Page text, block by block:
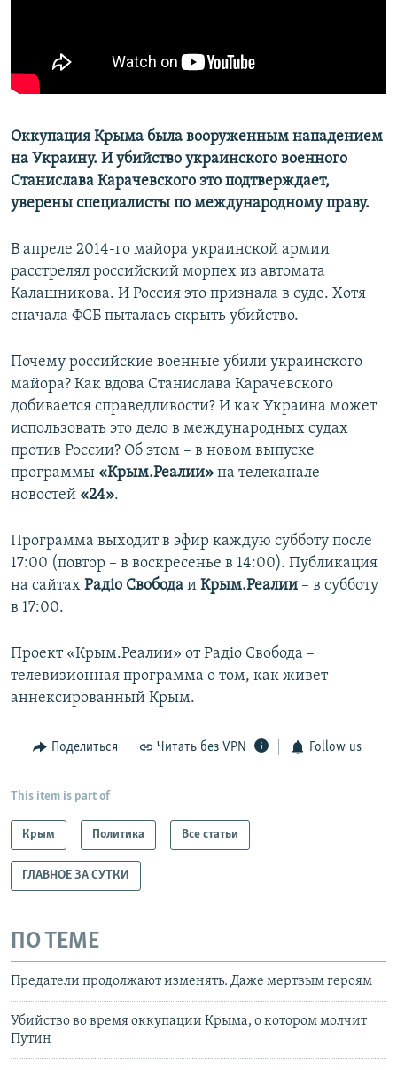
ELIFBE
Все сайты RFE/RL
Оккупация Крыма была вооруженным нападением
на Украину. И убийство украинского военного
Станислава Карачевского это подтверждает,
уверены специалисты по международному праву.
В апреле 2014-го майора украинской армии
расстрелял российский морпех из автомата
Калашникова. И Россия это признала в суде. Хотя
сначала ФСБ пыталась скрыть убийство.
Почему российские военные убили украинского
майора? Как вдова Станислава Карачевского
добивается справедливости? И как Украина может
использовать это дело в международных судах
против России? Об этом – в новом выпуске
программы «Крым.Реалии» на телеканале
новостей «24».
Программа выходит в эфир каждую субботу после
17:00 (повтор – в воскресенье в 14:00). Публикация
на сайтах Радіо Свобода и Крым.Реалии – в субботу
в 17:00.
Проект «Крым.Реалии» от Радіо Свобода –
телевизионная программа о том, как живет
аннексированный Крым.
Поделиться Читать без VPN Follow us
This item is part of
Крым Политика Все статьи
ГЛАВНОЕ ЗА СУТКИ
ПО ТЕМЕ
Предатели продолжают изменять. Даже мертвым героям
Убийство во время оккупации Крыма, о котором молчит
Путин